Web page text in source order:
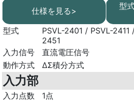
仕様を見る>
型
型式
PSVL-2401 / PSVL-
2451
入力信号
直流電圧信号
動作方式
ΔΣ積分方式
入力部
入力点数
1点